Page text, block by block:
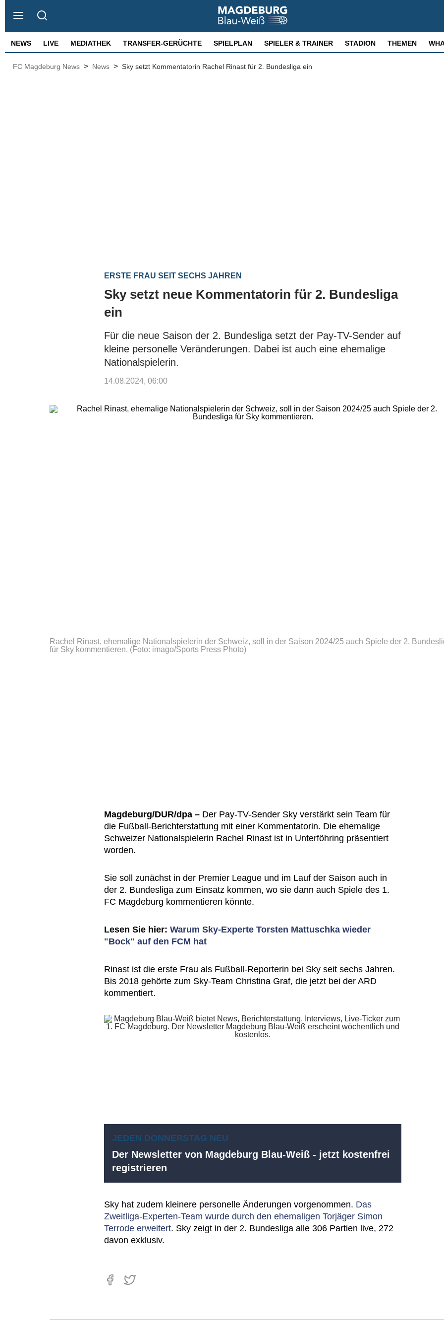
NEWS LIVE MEDIATHEK TRANSFER-GERÜCHTE SPIELPLAN SPIELER & TRAINER STADION THEMEN
FC Magdeburg News > News > Sky setzt Kommentatorin Rachel Rinast für 2. Bundesliga ein
ERSTE FRAU SEIT SECHS JAHREN
Sky setzt neue Kommentatorin für 2. Bundesliga
ein
Für die neue Saison der 2. Bundesliga setzt der Pay-TV-Sender auf
kleine personelle Veränderungen. Dabei ist auch eine ehemalige
Nationalspielerin.
14.08.2024, 06:00
Rachel Rinast, ehemalige Nationalspielerin der Schweiz, soll in der Saison 2024/25 auch Spiele der 2.
für Sky kommentieren. (Foto: imago/Sports Press Photo)
Magdeburg/DUR/dpa – Der Pay-TV-Sender Sky verstärkt sein Team für
die Fußball-Berichterstattung mit einer Kommentatorin. Die ehemalige
Schweizer Nationalspielerin Rachel Rinast ist in Unterföhring präsentiert
worden.
Sie soll zunächst in der Premier League und im Lauf der Saison auch in
der 2. Bundesliga zum Einsatz kommen, wo sie dann auch Spiele des 1.
FC Magdeburg kommentieren könnte.
Lesen Sie hier: Warum Sky-Experte Torsten Mattuschka wieder
"Bock" auf den FCM hat
Rinast ist die erste Frau als Fußball-Reporterin bei Sky seit sechs Jahren.
Bis 2018 gehörte zum Sky-Team Christina Graf, die jetzt bei der ARD
kommentiert.
JEDEN DONNERSTAG NEU
Der Newsletter von Magdeburg Blau-Weiß - jetzt kostenfrei
registrieren
Sky hat zudem kleinere personelle Änderungen vorgenommen. Das
Zweitliga-Experten-Team wurde durch den ehemaligen Torjäger Simon
Terrode erweitert. Sky zeigt in der 2. Bundesliga alle 306 Partien live, 272
davon exklusiv.